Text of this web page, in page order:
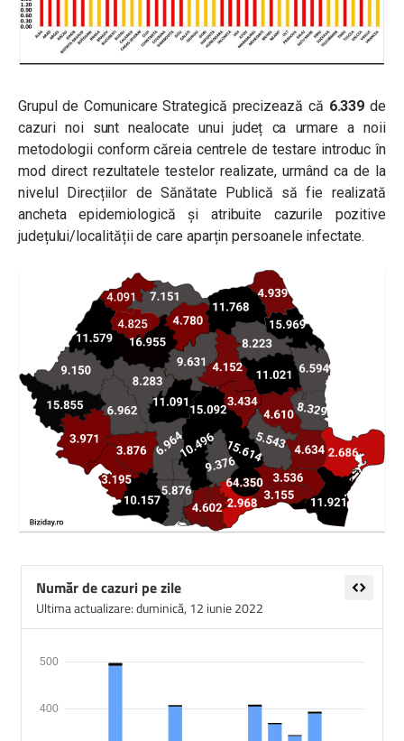
Grupul de Comunicare Strategică precizează că 6.339 de
cazuri noi sunt nealocate unui județ ca urmare a noii
metodologii conform căreia centrele de testare introduc în
mod direct rezultatele testelor realizate, urmând ca de la
nivelul Direcțiilor de Sănătate Publică să fie realizată
ancheta epidemiologică și atribuite cazurile pozitive
județului/localității de care aparțin persoanele infectate.